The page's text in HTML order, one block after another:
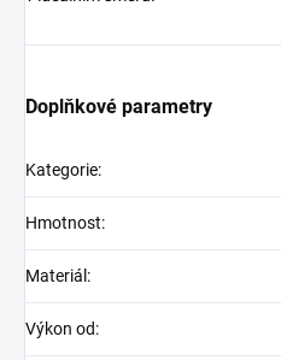
Doplňkové parametry
Kategorie:
Hmotnost:
Materiál :
Výkon od: